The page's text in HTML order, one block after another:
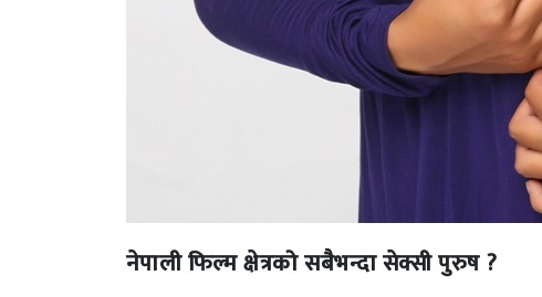
नेपाली फिल्म क्षेत्रको सबैभन्दा सेक्सी पुरुष ?